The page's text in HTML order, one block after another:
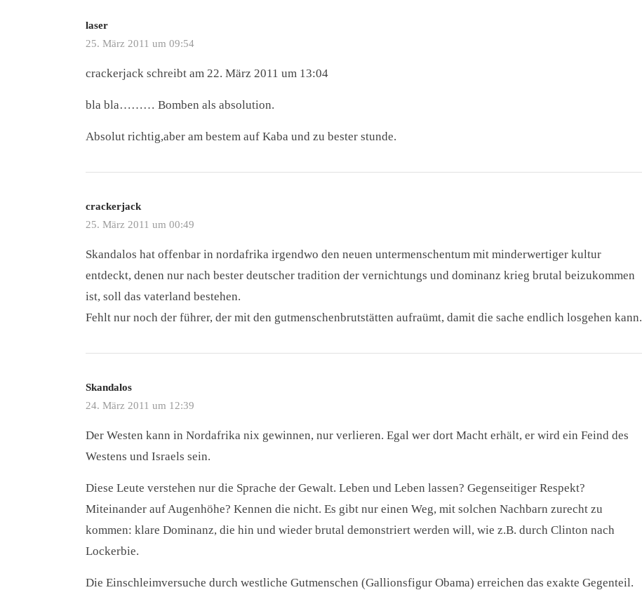
laser
25. März 2011 um 09:54
crackerjack schreibt am 22. März 2011 um 13:04
bla bla……… Bomben als absolution.
Absolut richtig,aber am bestem auf Kaba und zu bester stunde.
crackerjack
25. März 2011 um 00:49
Skandalos hat offenbar in nordafrika irgendwo den neuen untermenschentum mit minderwertiger kultur
entdeckt, denen nur nach bester deutscher tradition der vernichtungs und dominanz krieg brutal beizukommen
ist, soll das vaterland bestehen.
Fehlt nur noch der führer, der mit den gutmenschenbrutstätten aufraümt, damit die sache endlich losgehen kann.
Skandalos
24. März 2011 um 12:39
Der Westen kann in Nordafrika nix gewinnen, nur verlieren. Egal wer dort Macht erhält, er wird ein Feind des
Westens und Israels sein.
Diese Leute verstehen nur die Sprache der Gewalt. Leben und Leben lassen? Gegenseitiger Respekt?
Miteinander auf Augenhöhe? Kennen die nicht. Es gibt nur einen Weg, mit solchen Nachbarn zurecht zu
kommen: klare Dominanz, die hin und wieder brutal demonstriert werden will, wie z.B. durch Clinton nach
Lockerbie.
Die Einschleimversuche durch westliche Gutmenschen (Gallionsfigur Obama) erreichen das exakte Gegenteil.